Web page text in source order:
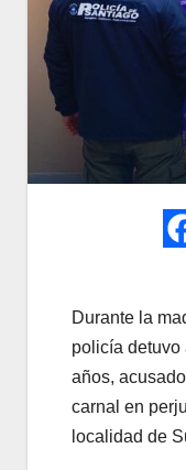
Durante la
policía detuvo
años,
carnal en
localidad de